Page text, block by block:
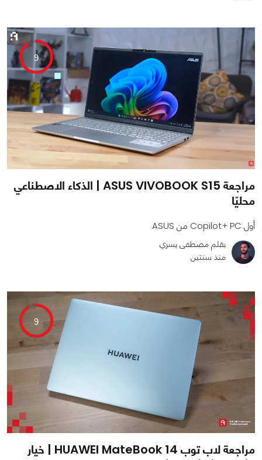
0
9
مراجعة ASUS VIVOBOOK S15 | الذكاء الاصطناعي
محليًا
أول Copilot+ PC من ASUS
بقلم مصطفى يسري
منذ سنتين
9
مراجعة لاب توب HUAWEI MateBook 14 | خيار